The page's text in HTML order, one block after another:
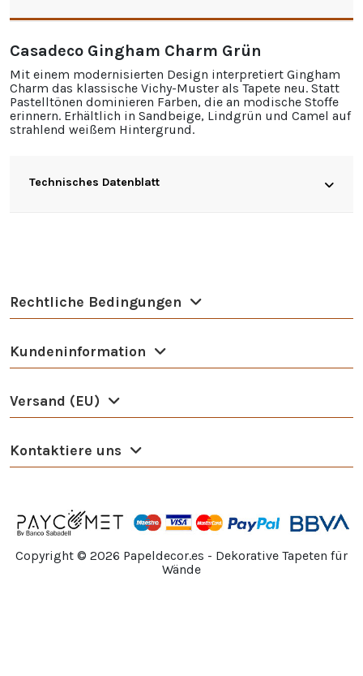
Casadeco Gingham Charm Grün
Mit einem modernisierten Design interpretiert Gingham
Charm das klassische Vichy-Muster als Tapete neu. Statt
Pastelltönen dominieren Farben, die an modische Stoffe
erinnern. Erhältlich in Sandbeige, Lindgrün und Camel auf
strahlend weißem Hintergrund.
Technisches Datenblatt
Rechtliche Bedingungen
Kundeninformation
Versand (EU)
Kontaktiere uns
Copyright © 2026 Papeldecor.es - Dekorative Tapeten für
Wände